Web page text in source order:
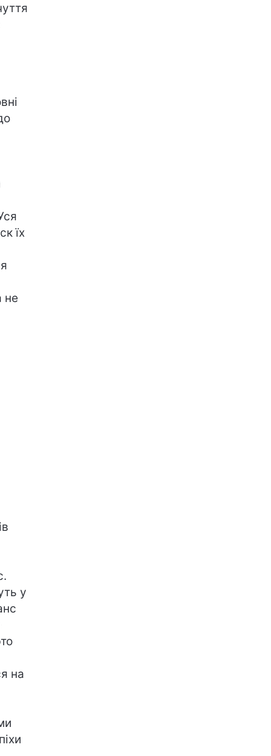
їх
не
у
на